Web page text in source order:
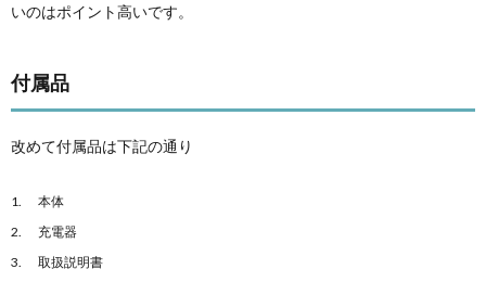
いのはポイント高いです。
付属品
改めて付属品は下記の通り
本体
充電器
取扱説明書